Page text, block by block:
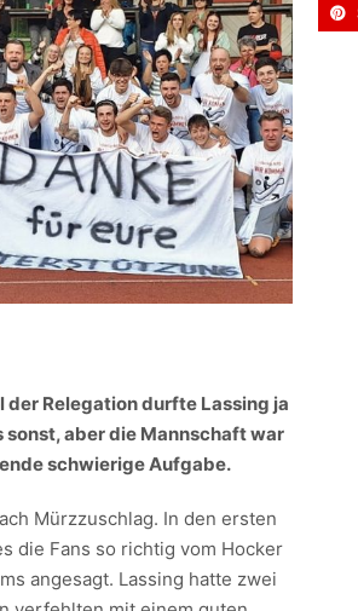
der Relegation durfte Lassing ja
aber die Mannschaft war
schwierige Aufgabe.
Mürzzuschlag. In den ersten
die Fans so richtig vom Hocker
angesagt. Lassing hatte zwei